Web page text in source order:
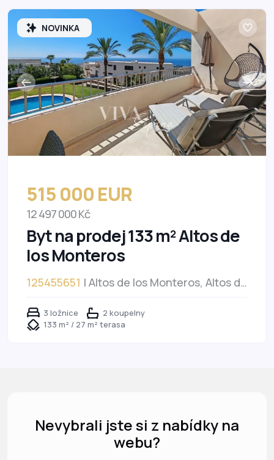
NOVINKA
515 000 EUR
12 497 000 Kč
Byt na prodej 133 m² Altos de
los Monteros
125455651 | Altos de los Monteros, Altos de
3 ložnice
2 koupelny
133 m² / 27 m² terasa
Nevybrali jste si z nabídky na
webu?